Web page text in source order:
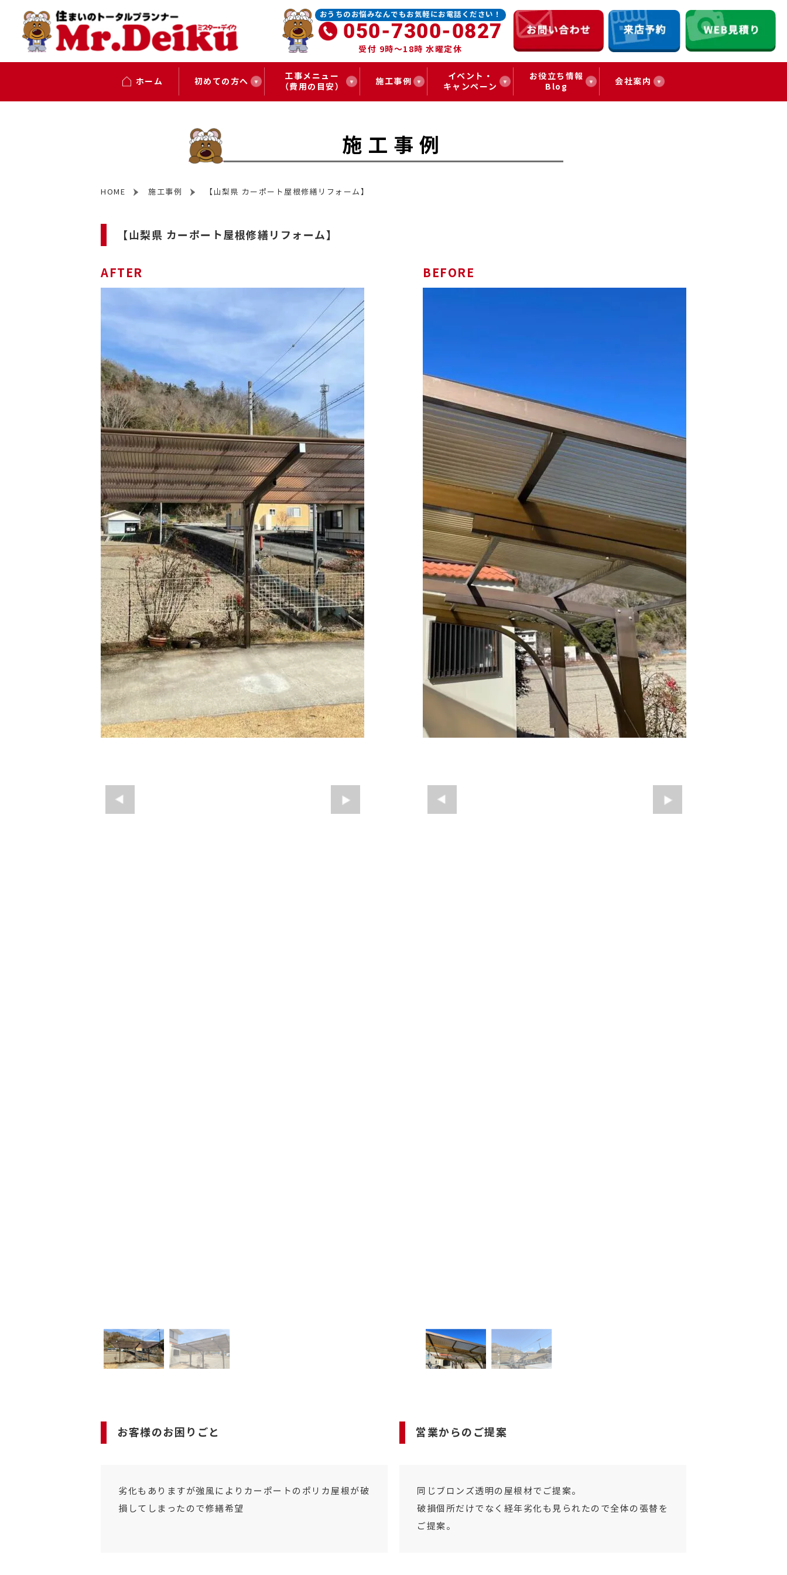
おうちのお悩みなんでもお気軽にお電話ください！
050-7300-0827
受付 9時～18時 水曜定休
ホーム 初めての方へ
工事メニュー
（費用の目安）
施工事例
イベント・
キャンペーン
お役立ち情報
Blog
会社案内
施工事例
HOME 施工事例 【山梨県 カーポート屋根修繕リフォーム】
【山梨県 カーポート屋根修繕リフォーム】
AFTER BEFORE
お客様のお困りごと
劣化もありますが強風によりカーポートのポリカ屋根が破
損してしまったので修繕希望
営業からのご提案
同じブロンズ透明の屋根材でご提案。
破損個所だけでなく経年劣化も見られたので全体の張替を
ご提案。